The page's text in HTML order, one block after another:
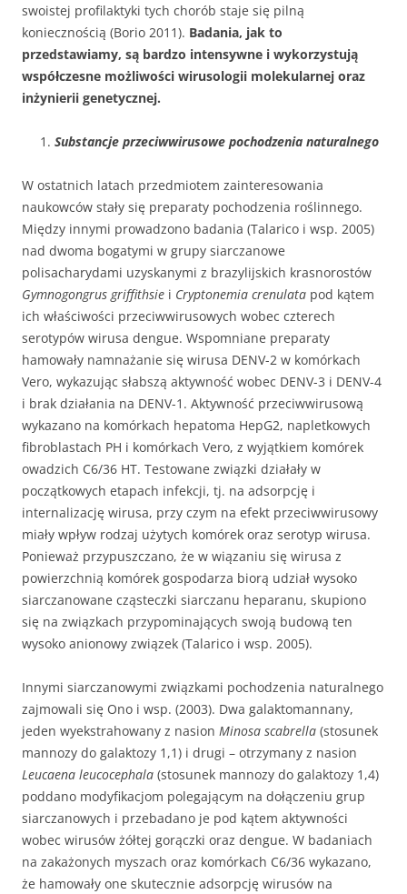
swoistej profilaktyki tych chorób staje się pilną
koniecznością (Borio 2011). Badania, jak to
przedstawiamy, są bardzo intensywne i wykorzystują
współczesne możliwości wirusologii molekularnej oraz
inżynierii genetycznej.
Substancje przeciwwirusowe pochodzenia naturalnego
W ostatnich latach przedmiotem zainteresowania
naukowców stały się preparaty pochodzenia roślinnego.
Między innymi prowadzono badania (Talarico i wsp. 2005)
nad dwoma bogatymi w grupy siarczanowe
polisacharydami uzyskanymi z brazylijskich krasnorostów
Gymnogongrus griffithsie i Cryptonemia crenulata pod kątem
ich właściwości przeciwwirusowych wobec czterech
serotypów wirusa dengue. Wspomniane preparaty
hamowały namnażanie się wirusa DENV-2 w komórkach
Vero, wykazując słabszą aktywność wobec DENV-3 i DENV-4
i brak działania na DENV-1. Aktywność przeciwwirusową
wykazano na komórkach hepatoma HepG2, napletkowych
fibroblastach PH i komórkach Vero, z wyjątkiem komórek
owadzich C6/36 HT. Testowane związki działały w
początkowych etapach infekcji, tj. na adsorpcję i
internalizację wirusa, przy czym na efekt przeciwwirusowy
miały wpływ rodzaj użytych komórek oraz serotyp wirusa.
Ponieważ przypuszczano, że w wiązaniu się wirusa z
powierzchnią komórek gospodarza biorą udział wysoko
siarczanowane cząsteczki siarczanu heparanu, skupiono
się na związkach przypominających swoją budową ten
wysoko anionowy związek (Talarico i wsp. 2005).
Innymi siarczanowymi związkami pochodzenia naturalnego
zajmowali się Ono i wsp. (2003). Dwa galaktomannany,
jeden wyekstrahowany z nasion Minosa scabrella (stosunek
mannozy do galaktozy 1,1) i drugi – otrzymany z nasion
Leucaena leucocephala (stosunek mannozy do galaktozy 1,4)
poddano modyfikacjom polegającym na dołączeniu grup
siarczanowych i przebadano je pod kątem aktywności
wobec wirusów żółtej gorączki oraz dengue. W badaniach
na zakażonych myszach oraz komórkach C6/36 wykazano,
że hamowały one skutecznie adsorpcję wirusów na